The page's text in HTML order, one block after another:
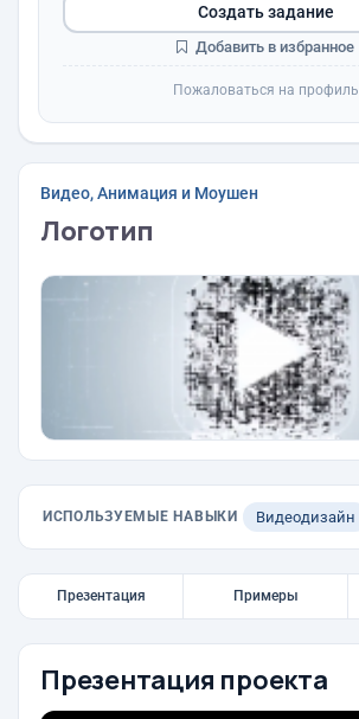
Создать задание
Добавить в избранное
Пожаловаться на профиль
Видео, Анимация и Моушен
Логотип
ИСПОЛЬЗУЕМЫЕ НАВЫКИ Видеодизайн
Презентация Примеры
Презентация проекта